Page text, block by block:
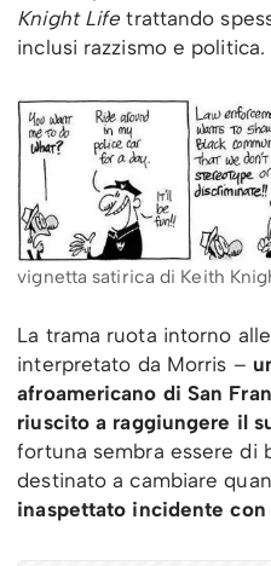
Knight Life trattando
inclusi razzismo e politica.
vignetta satirica di Keith
La trama ruota intorno
interpretato da Morris –
afroamericano di San
riuscito a raggiungere il
fortuna sembra essere di
destinato a cambiare
inaspettato incidente con